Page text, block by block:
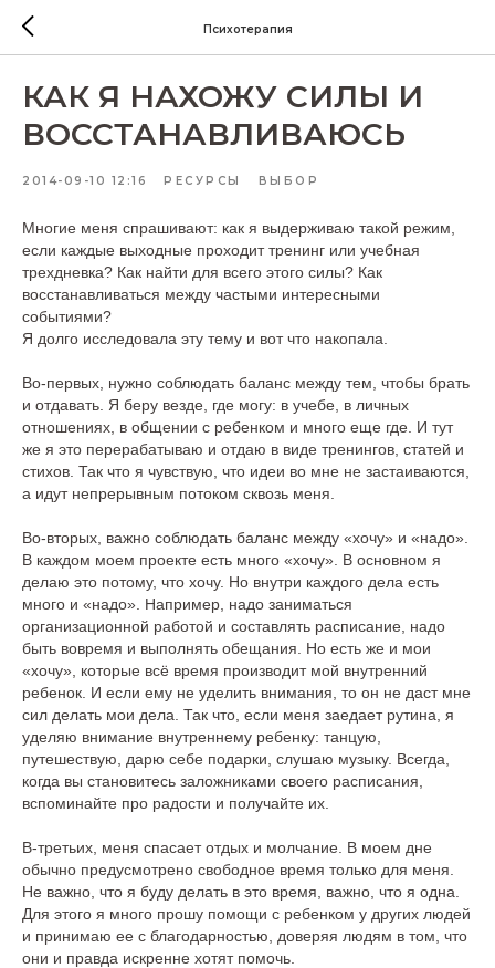
Психотерапия
КАК Я НАХОЖУ СИЛЫ И
ВОССТАНАВЛИВАЮСЬ
2014-09-10 12:16 РЕСУРСЫ ВЫБОР
Многие меня спрашивают: как я выдерживаю такой режим,
если каждые выходные проходит тренинг или учебная
трехдневка? Как найти для всего этого силы? Как
восстанавливаться между частыми интересными
событиями?
Я долго исследовала эту тему и вот что накопала.
Во-первых, нужно соблюдать баланс между тем, чтобы брать
и отдавать. Я беру везде, где могу: в учебе, в личных
отношениях, в общении с ребенком и много еще где. И тут
же я это перерабатываю и отдаю в виде тренингов, статей и
стихов. Так что я чувствую, что идеи во мне не застаиваются,
а идут непрерывным потоком сквозь меня.
Во-вторых, важно соблюдать баланс между «хочу» и «надо».
В каждом моем проекте есть много «хочу». В основном я
делаю это потому, что хочу. Но внутри каждого дела есть
много и «надо». Например, надо заниматься
организационной работой и составлять расписание, надо
быть вовремя и выполнять обещания. Но есть же и мои
«хочу», которые всё время производит мой внутренний
ребенок. И если ему не уделить внимания, то он не даст мне
сил делать мои дела. Так что, если меня заедает рутина, я
уделяю внимание внутреннему ребенку: танцую,
путешествую, дарю себе подарки, слушаю музыку. Всегда,
когда вы становитесь заложниками своего расписания,
вспоминайте про радости и получайте их.
В-третьих, меня спасает отдых и молчание. В моем дне
обычно предусмотрено свободное время только для меня.
Не важно, что я буду делать в это время, важно, что я одна.
Для этого я много прошу помощи с ребенком у других людей
и принимаю ее с благодарностью, доверяя людям в том, что
они и правда искренне хотят помочь.